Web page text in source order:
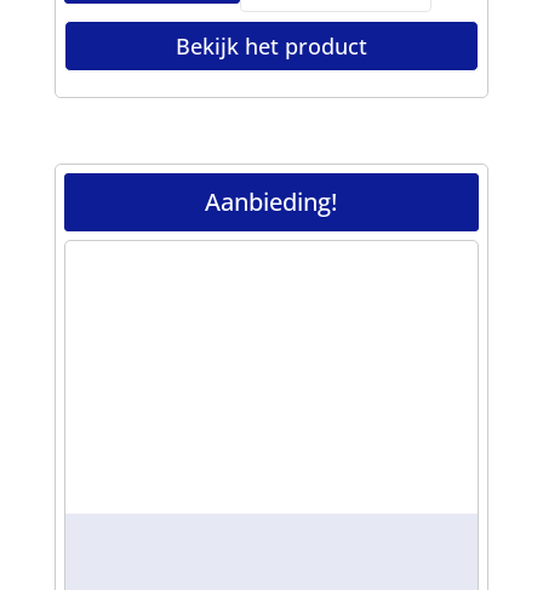
Bekijk het product
Aanbieding!